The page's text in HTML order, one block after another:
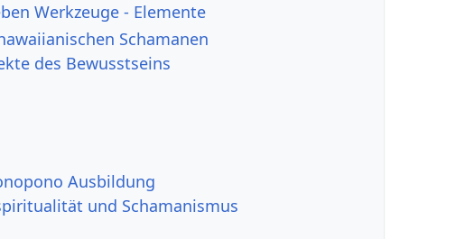
Werkzeuge - Elemente
Schamanen
des Bewusstseins
Ausbildung
und Schamanismus